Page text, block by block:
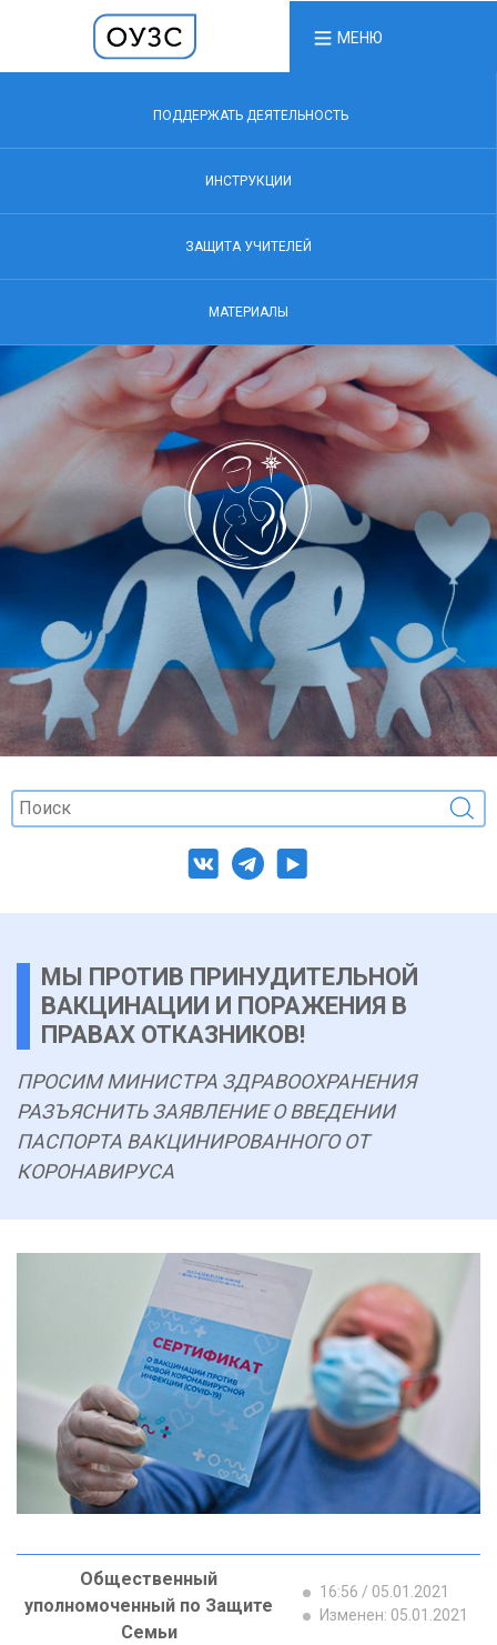
МЕНЮ
ПОДДЕРЖАТЬ ДЕЯТЕЛЬНОСТЬ
ИНСТРУКЦИИ
ЗАЩИТА УЧИТЕЛЕЙ
МАТЕРИАЛЫ
МЫ ПРОТИВ ПРИНУДИТЕЛЬНОЙ
ВАКЦИНАЦИИ И ПОРАЖЕНИЯ В
ПРАВАХ ОТКАЗНИКОВ!
ПРОСИМ МИНИСТРА ЗДРАВООХРАНЕНИЯ
РАЗЪЯСНИТЬ ЗАЯВЛЕНИЕ О ВВЕДЕНИИ
ПАСПОРТА ВАКЦИНИРОВАННОГО ОТ
КОРОНАВИРУСА
Общественный
уполномоченный по Защите
Семьи
16:56 / 05.01.2021
Изменен: 05.01.2021